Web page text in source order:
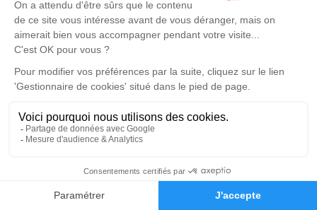
Faire-part Hommages
VINCENT.
Un service de plantation d’arbre hommage est
disponible ici.
Je rends hommage
Cérémonie religieuse
Église Sainte - Marie de Gardanne
3 Bd Bontemps